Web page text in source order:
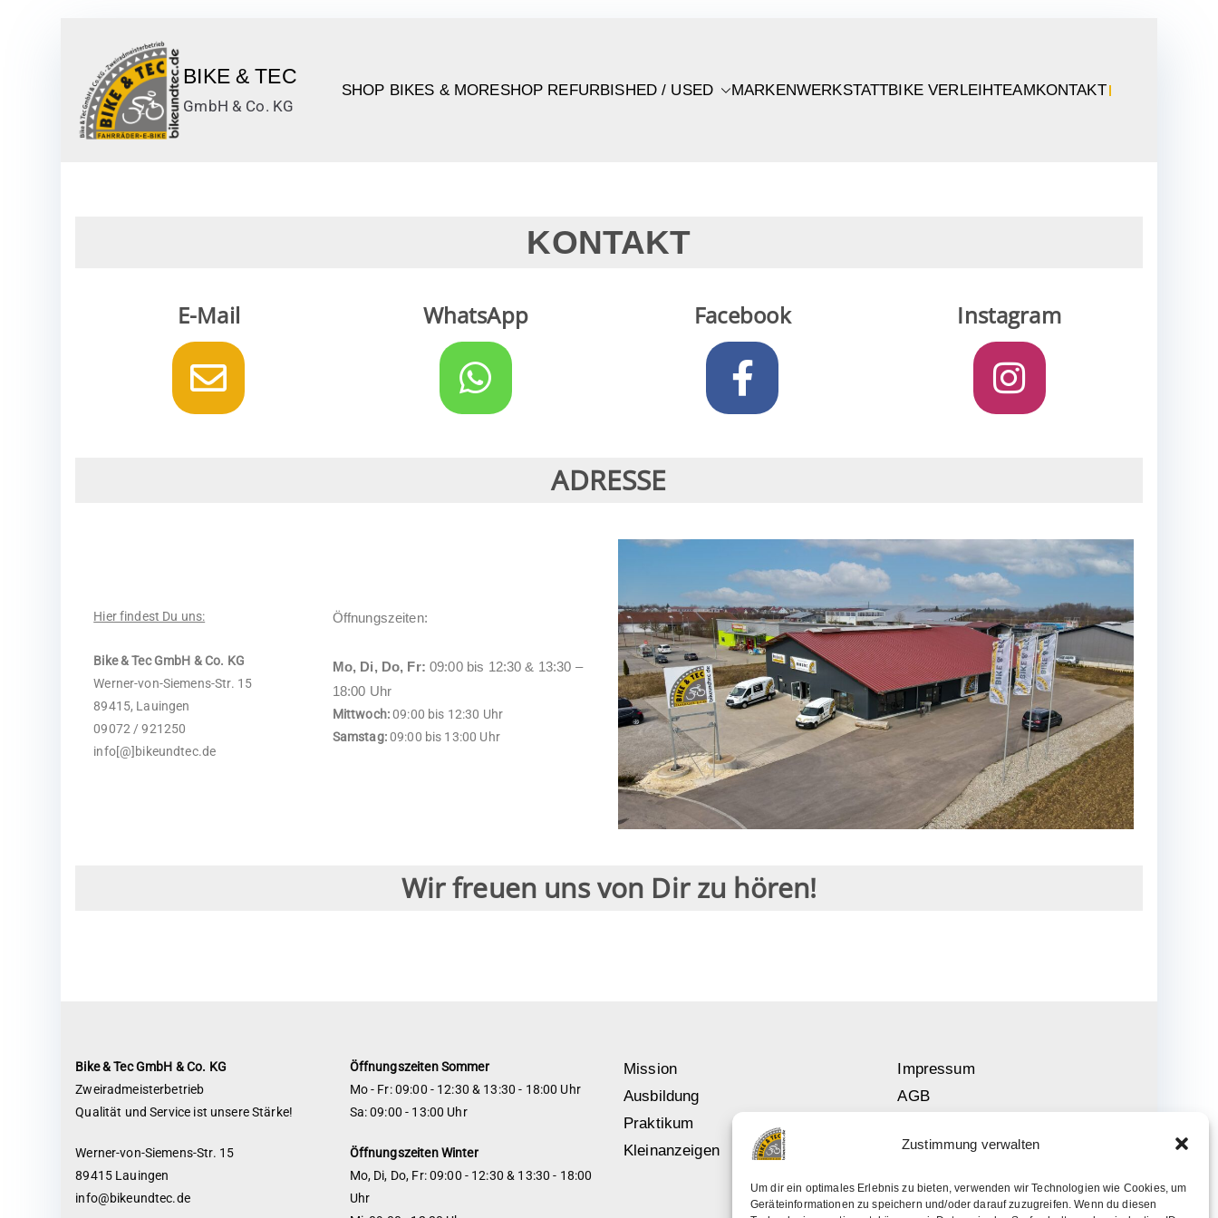
Zustimmung verwalten
Um dir ein optimales Erlebnis zu bieten, verwenden wir Technologien wie Cookies, um
Geräteinformationen zu speichern und/oder darauf zuzugreifen. Wenn du diesen
BIKE & TEC
GmbH & Co. KG
SHOP BIKES & MORESHOP REFURBISHED / USED MARKENWERKSTATTBIKE VERLEIHTEAMKONTAKT
KONTAKT
E-Mail WhatsApp Facebook Instagram
ADRESSE
Hier findest Du uns:
Bike & Tec GmbH & Co. KG
Werner-von-Siemens-Str. 15
89415, Lauingen
09072 / 921250
info[@]bikeundtec.de
Öffnungszeiten:
Mo, Di, Do, Fr: 09:00 bis 12:30 & 13:30 –
18:00 Uhr
Mittwoch:09:00 bis 12:30 Uhr
Samstag:09:00 bis 13:00 Uhr
Wir freuen uns von Dir zu hören!
Bike & Tec GmbH & Co. KG
Zweiradmeisterbetrieb
Qualität und Service ist unsere Stärke!
Werner-von-Siemens-Str. 15
89415 Lauingen
info@bikeundtec.de
Öffnungszeiten Sommer
Mo - Fr: 09:00 - 12:30 & 13:30 - 18:00 Uhr
Sa: 09:00 - 13:00 Uhr
Öffnungszeiten Winter
Mo, Di, Do, Fr: 09:00 - 12:30 & 13:30 - 18:00
Uhr
Mission
Ausbildung
Praktikum
Kleinanzeigen
Impressum
AGB
Wiederrufsbelehrung